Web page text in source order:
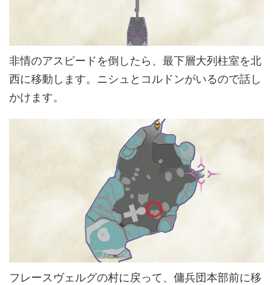
非情のアスピードを倒したら、最下層大列柱室を北
西に移動します。ニシュとコルドンがいるので話し
かけます。
フレースヴェルグの村に戻って、傭兵団本部前に移